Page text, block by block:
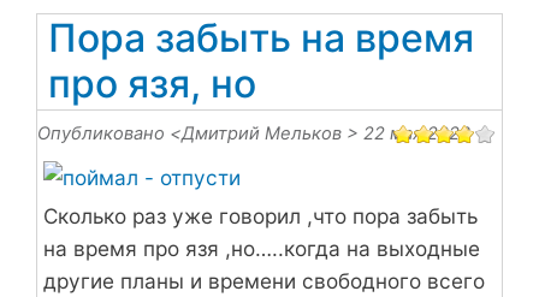
леща
Пора забыть на время
про язя, но
Опубликовано <Дмитрий Мельков > 22 мая 2023
Сколько раз уже говорил ,что пора забыть
на время про язя ,но…..когда на выходные
другие планы и времени свободного всего